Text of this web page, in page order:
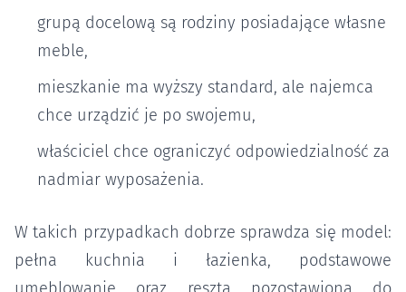
grupą docelową są rodziny posiadające własne
meble,
mieszkanie ma wyższy standard, ale najemca
chce urządzić je po swojemu,
właściciel chce ograniczyć odpowiedzialność za
nadmiar wyposażenia.
W takich przypadkach dobrze sprawdza się model:
pełna kuchnia i łazienka, podstawowe